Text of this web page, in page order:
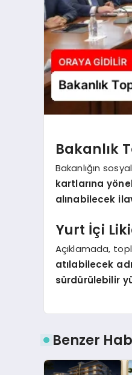
Bakanlık
Bakanlığın
kartlarına
alınabilecek
Yurt İçi
Açıklamada,
atılabilecek
sürdürülebilir
Benzer